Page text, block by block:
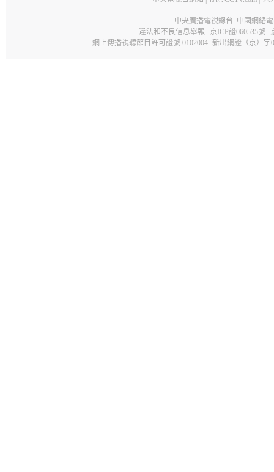
中央廣播電視總台 中國網絡
違法和不良信息舉報
京ICP證060535號
網上傳播視聽節目許可證號 0102004 新出網證（京）